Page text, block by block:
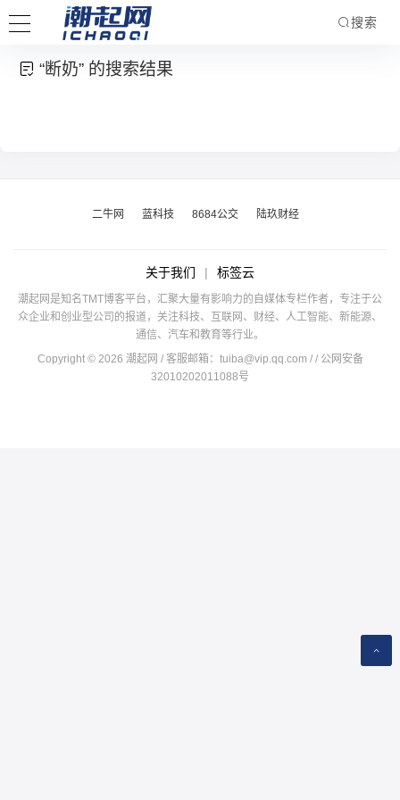
搜索
“断奶” 的搜索结果
二牛网 蓝科技 8684公交 陆玖财经
关于我们 | 标签云
潮起网是知名TMT博客平台，汇聚大量有影响力的自媒体专栏作者，专注于公
众企业和创业型公司的报道，关注科技、互联网、财经、人工智能、新能源、
通信、汽车和教育等行业。
Copyright © 2026 潮起网 / 客服邮箱： tuiba@vip.qq.com / / 公网安备
32010202011088号